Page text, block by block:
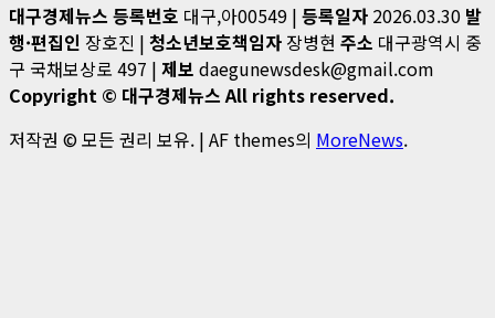
대구경제뉴스 등록번호 대구,아00549 | 등록일자 2026.03.30 발
행·편집인 장호진 | 청소년보호책임자 장병현 주소 대구광역시 중
구 국채보상로 497 | 제보 daegunewsdesk@gmail.com
Copyright © 대구경제뉴스 All rights reserved.
저작권 © 모든 권리 보유. | AF themes의 MoreNews.